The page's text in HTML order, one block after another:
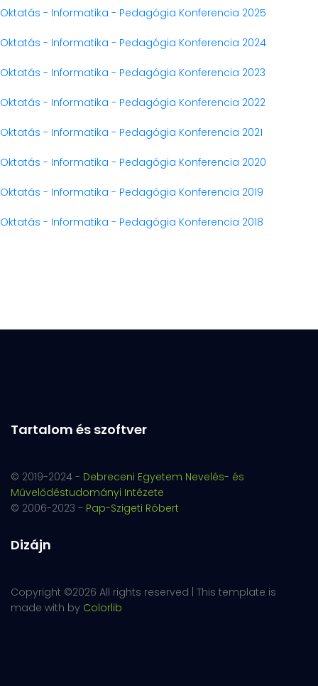
Oktatás - Informatika - Pedagógia Konferencia 2025
Oktatás - Informatika - Pedagógia Konferencia 2024
Oktatás - Informatika - Pedagógia Konferencia 2023
Oktatás - Informatika - Pedagógia Konferencia 2022
Oktatás - Informatika - Pedagógia Konferencia 2021
Oktatás - Informatika - Pedagógia Konferencia 2020
Oktatás - Informatika - Pedagógia Konferencia 2019
Oktatás - Informatika - Pedagógia Konferencia 2018
Tartalom és szoftver
© 2019-2024 - Debreceni Egyetem Nevelés- és
Művelődéstudományi Intézete
© 2006-2023 - Pap-Szigeti Róbert
Dizájn
Copyright ©2026 All rights reserved | This template is
made with by Colorlib